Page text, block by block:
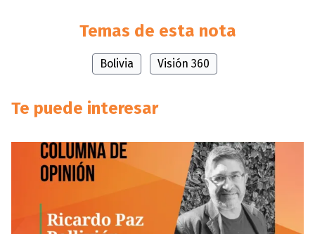
Temas de esta nota
Bolivia Visión 360
Te puede interesar